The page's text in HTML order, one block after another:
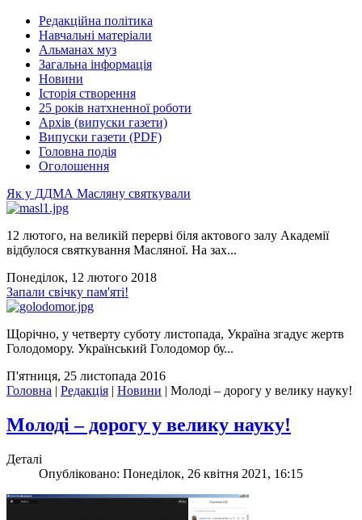
Редакційна політика
Навчальні матеріали
Альманах муз
Загальна інформація
Новини
Історія створення
25 років натхненної роботи
Архів (випуски газети)
Випуски газети (PDF)
Головна подія
Оголошення
Як у ДДМА Масляну святкували
12 лютого, на великій перерві біля актового залу Академії
відбулося святкування Масляної. На зах...
Понеділок, 12 лютого 2018
Запали свічку пам'яті!
Щорічно, у четверту суботу листопада, Україна згадує жертв
Голодомору. Український Голодомор бу...
П'ятниця, 25 листопада 2016
Головна | Редакція | Новини | Молоді – дорогу у велику науку!
Молоді – дорогу у велику науку!
Деталі
Опубліковано: Понеділок, 26 квітня 2021, 16:15